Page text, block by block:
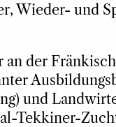
Wieder- und
der
und
Tekkiner-